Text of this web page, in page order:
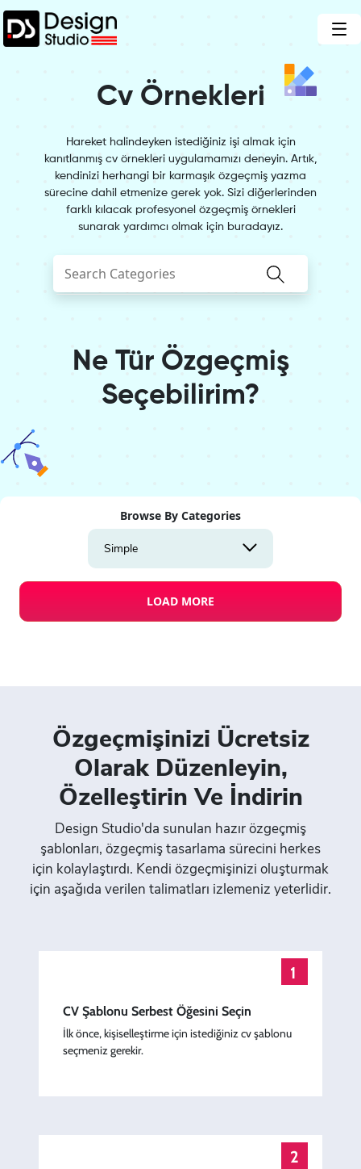
Cv Örnekleri
Hareket halindeyken istediğiniz işi almak için
kanıtlanmış cv örnekleri uygulamamızı deneyin. Artık,
kendinizi herhangi bir karmaşık özgeçmiş yazma
sürecine dahil etmenize gerek yok. Sizi diğerlerinden
farklı kılacak profesyonel özgeçmiş örnekleri
sunarak yardımcı olmak için buradayız.
Ne Tür Özgeçmiş
Seçebilirim?
Browse By Categories
Simple
Resume Templates
PreviewUse Template PreviewUse
Preview
PreviewUse Template PreviewUse
PreviewUse Template PreviewUse
PreviewUse
Preview Use Template
PreviewUse Template
LOAD MORE
Özgeçmişinizi Ücretsiz
Olarak Düzenleyin,
Özelleştirin Ve İndirin
Design Studio'da sunulan hazır özgeçmiş
şablonları, özgeçmiş tasarlama sürecini herkes
için kolaylaştırdı. Kendi özgeçmişinizi oluşturmak
için aşağıda verilen talimatları izlemeniz yeterlidir.
1
CV Şablonu Serbest Öğesini Seçin
İlk önce, kişiselleştirme için istediğiniz cv şablonu
seçmeniz gerekir.
2